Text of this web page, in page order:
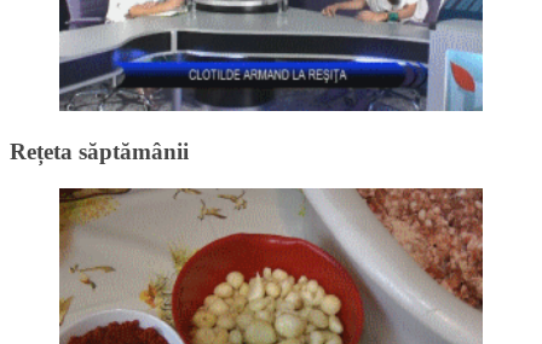
Rețeta săptămânii